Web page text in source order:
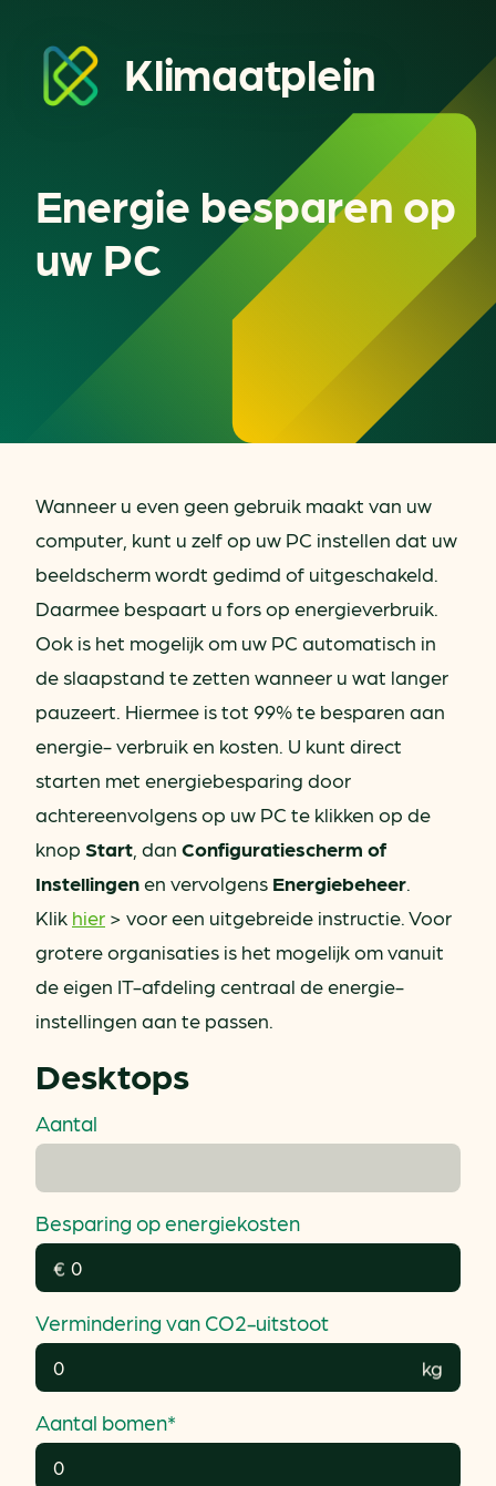
Klimaatplein
Energie besparen op
uw PC
Wanneer u even geen gebruik maakt van uw
computer, kunt u zelf op uw PC instellen dat uw
beeldscherm wordt gedimd of uitgeschakeld.
Daarmee bespaart u fors op energieverbruik.
Ook is het mogelijk om uw PC automatisch in
de slaapstand te zetten wanneer u wat langer
pauzeert. Hiermee is tot 99% te besparen aan
energie- verbruik en kosten. U kunt direct
starten met energiebesparing door
achtereenvolgens op uw PC te klikken op de
knop Start , dan Configuratiescherm of
Instellingenen vervolgens Energiebeheer
Klik hier > voor een uitgebreide instructie. Voor
grotere organisaties is het mogelijk om vanuit
de eigen IT-afdeling centraal de energie-
instellingen aan te passen.
Desktops
Aantal
Besparing op energiekosten
€
Vermindering van CO2-uitstoot
kg
Aantal bomen*